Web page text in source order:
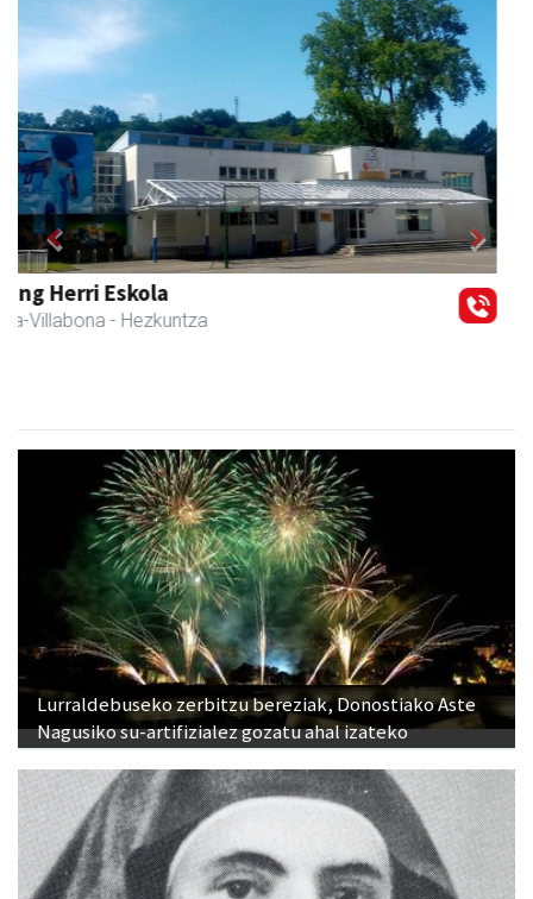
Fleming Herri Eskola
Amasa-Villabona - Hezkuntza
Previous Next
Lurraldebuseko zerbitzu bereziak, Donostiako Aste
Nagusiko su-artifizialez gozatu ahal izateko